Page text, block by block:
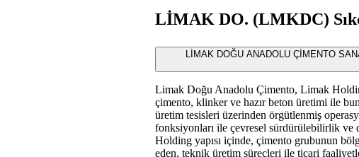
LİMAK DO. (LMKDC)
LİMAK DOĞU ANADOLU ÇİMENTO
Limak Doğu Anadolu Çimento, Limak
çimento, klinker ve hazır beton üretimi ile
üretim tesisleri üzerinden örgütlenmiş
fonksiyonları ile çevresel sürdürülebilirlik ve
Holding yapısı içinde, çimento grubunun
eden, teknik üretim süreçleri ile ticari